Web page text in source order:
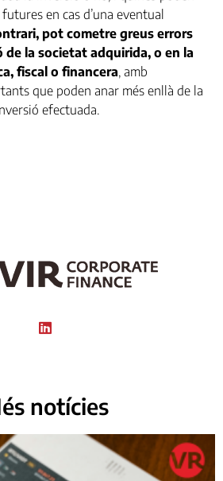
en cas d’una eventual
pot cometre greus errors
de la societat adquirida, o en la
fiscal o financera, amb
que poden anar més enllà de la
efectuada.
notícies